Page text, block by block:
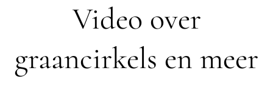
Video over
graancirkels en meer